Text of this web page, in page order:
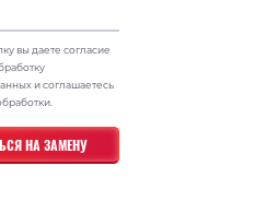
вы даете согласие
и соглашаетесь